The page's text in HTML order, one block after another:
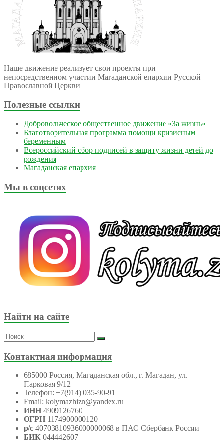
Наше движение реализует свои проекты при
непосредственном участии Магаданской епархии Русской
Православной Церкви
Полезные ссылки
Добровольческое общественное движение «За жизнь»
Благотворительная программа помощи кризисным
беременным
Всероссийский сбор подписей в защиту жизни детей до
рождения
Магаданская епархия
Мы в соцсетях
Найти на сайте
Контактная информация
685000 Россия, Магаданская обл., г. Магадан, ул.
Парковая 9/12
Телефон: +7(914) 035-90-91
Email: kolymazhizn@yandex.ru
ИНН 4909126760
ОГРН 1174900000120
р/с 40703810936000000068 в ПАО Сбербанк России
БИК 044442607